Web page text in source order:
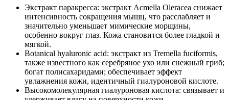
Экстракт паракресса: экстракт Acmella Oleracea снижает
интенсивность сокращения мышц, что расслабляет и
значительно уменьшает мимические морщины,
особенно вокруг глаз. Кожа становится более гладкой и
мягкой.
Botanical hyaluronic acid: экстракт из Tremella fuciformis,
также известного как серебряное ухо или снежный гриб;
богат полисахаридами; обеспечивает эффект
увлажнения кожи, идентичный гиалуроновой кислоте.
Высокомолекулярная гиалуроновая кислота: связывает и